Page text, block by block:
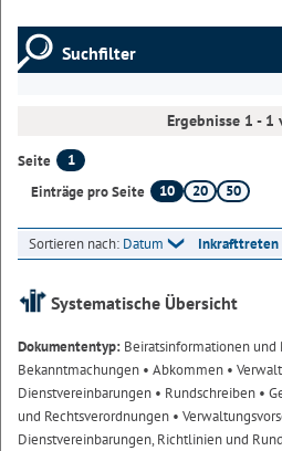
Suchfilter
Ergebnisse 1 - 1
Seite
1
Einträge pro Seite
10 20 50
Sortieren nach: Datum Inkrafttreten
Systematische Übersicht
Dokumententyp: Beiratsinformationen und
Bekanntmachungen • Abkommen •
Dienstvereinbarungen • Rundschreiben •
und Rechtsverordnungen •
Dienstvereinbarungen, Richtlinien und